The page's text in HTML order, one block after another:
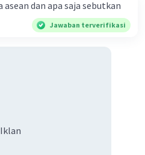
seseorang yang tidak mau
kepada keadaan
dan apa saja sebutkan
Jawaban terverifikasi
Iklan